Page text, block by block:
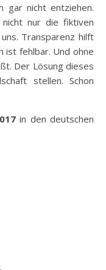
gar nicht entziehen.
nur die fiktiven
Transparenz hilft
ist fehlbar. Und ohne
Der Lösung dieses
stellen. Schon
in den deutschen